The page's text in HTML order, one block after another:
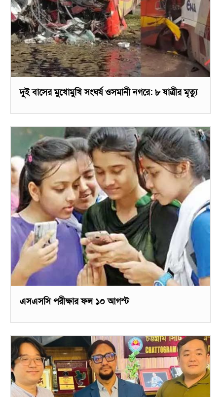
দুই বাসের মুখোমুখি সংঘর্ষ ওসমানী নগরে: ৮ যাত্রীর মৃত্যু
এসএসসি পরীক্ষার ফল ১০ আগস্ট